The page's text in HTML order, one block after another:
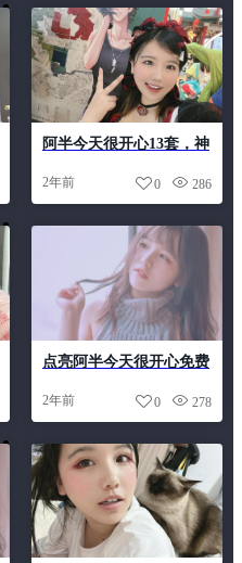
阿半今天很开心13套，神
复古体验
2年前 286
0
点亮阿半今天很开心免费
美丽
2年前 278
0